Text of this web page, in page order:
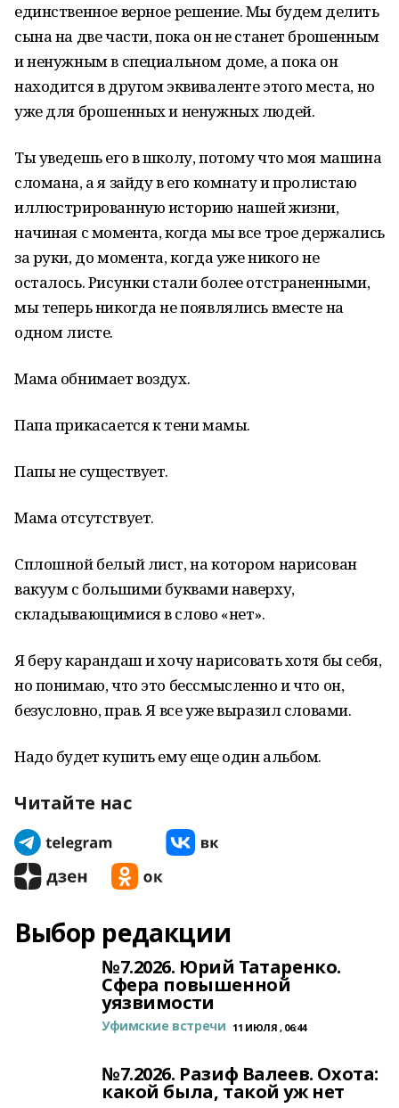
единственное верное решение. Мы будем делить
сына на две части, пока он не станет брошенным
и ненужным в специальном доме, а пока он
находится в другом эквиваленте этого места, но
уже для брошенных и ненужных людей.
Ты уведешь его в школу, потому что моя машина
сломана, а я зайду в его комнату и пролистаю
иллюстрированную историю нашей жизни,
начиная с момента, когда мы все трое держались
за руки, до момента, когда уже никого не
осталось. Рисунки стали более отстраненными,
мы теперь никогда не появлялись вместе на
одном листе.
Мама обнимает воздух.
Папа прикасается к тени мамы.
Папы не существует.
Мама отсутствует.
Сплошной белый лист, на котором нарисован
вакуум с большими буквами наверху,
складывающимися в слово «нет».
Я беру карандаш и хочу нарисовать хотя бы себя,
но понимаю, что это бессмысленно и что он,
безусловно, прав. Я все уже выразил словами.
Надо будет купить ему еще один альбом.
Читайте нас
Выбор редакции
№7.2026. Юрий Татаренко.
Сфера повышенной
уязвимости
Уфимские встречи 11 ИЮЛЯ , 06:44
№7.2026. Разиф Валеев. Охота:
какой была, такой уж нет